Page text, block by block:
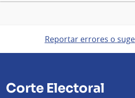
Reportar errores o
Corte Electoral